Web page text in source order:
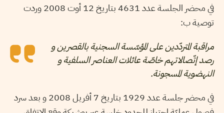
في محضر الجلسة عدد 4631 بتاريخ 12 أوت 2008 وردت
توصية ب:
مراقبة المتردّدين على المؤسّسة السجنية بالقصرين و
رصد إتّصالاتهم خاصّة عائلات العناصر السلفية و
النهضوية المسجونة.
في محضر جلسة عدد 1929 بتاريخ 7 أفريل 2008 و بعد سرد